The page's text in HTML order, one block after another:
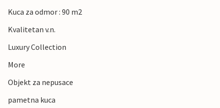
Kuca za odmor : 90 m2
Kvalitetan v.n.
Luxury Collection
More
Objekt za nepusace
pametna kuca